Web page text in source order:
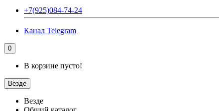
+7(925)084-74-24
Канал Telegram
0
В корзине пусто!
Везде
Везде